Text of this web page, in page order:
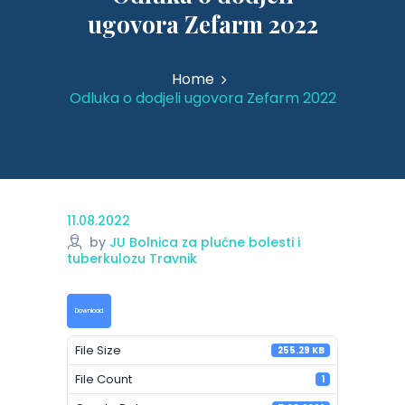
ugovora Zefarm 2022
Home
Odluka o dodjeli ugovora Zefarm 2022
11.08.2022
by JU Bolnica za plućne bolesti i
tuberkulozu Travnik
Download
File Size 255.29 KB
File Count 1